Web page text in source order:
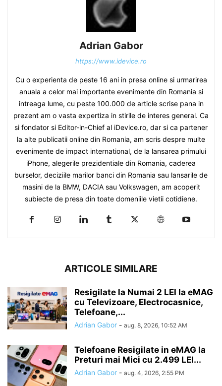
Adrian Gabor
https://www.idevice.ro
Cu o experienta de peste 16 ani in presa online si urmarirea
anuala a celor mai importante evenimente din Romania si
intreaga lume, cu peste 100.000 de article scrise pana in
prezent am o vasta expertiza in stirile de interes general. Ca
si fondator si Editor-in-Chief al iDevice.ro, dar si ca partener
la alte publicatii online din Romania, am scris despre multe
evenimente de impact international, de la lansarea primului
iPhone, alegerile prezidentiale din Romania, caderea
burselor, deciziile marilor banci din Romania sau lansarile de
masini de la BMW, DACIA sau Volkswagen, am acoperit
subiecte de presa din toate domeniile vietii cotidiene.
ARTICOLE SIMILARE
Resigilate la Numai 2 LEI la eMAG
cu Televizoare, Electrocasnice,
Telefoane,...
Adrian Gabor - aug. 8, 2026, 10:52 AM
Telefoane Resigilate in eMAG la
Preturi mai Mici cu 2.499 LEI...
Adrian Gabor - aug. 4, 2026, 2:55 PM